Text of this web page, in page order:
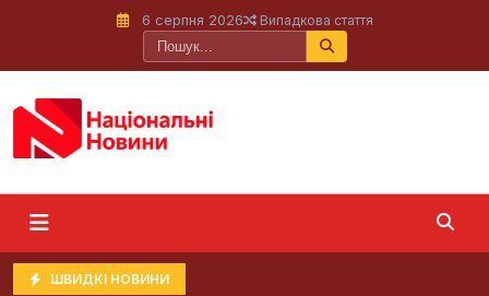
6 серпня 2026 Випадкова стаття
ШВИДКІ НОВИНИ